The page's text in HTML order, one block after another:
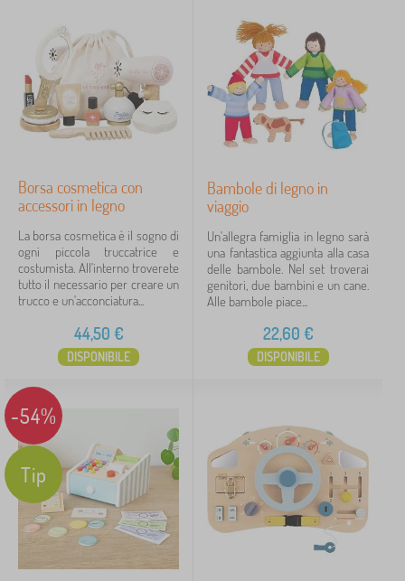
Borsa cosmetica con
accessori in legno
La borsa cosmetica è il sogno di
ogni piccola truccatrice e
costumista. All'interno troverete
tutto il necessario per creare un
trucco e un'acconciatura...
44,50 €
DISPONIBILE
Bambole di legno in
viaggio
Un'allegra famiglia in legno sarà
una fantastica aggiunta alla casa
delle bambole. Nel set troverai
genitori, due bambini e un cane.
Alle bambole piace...
22,60 €
DISPONIBILE
-54%
Tip